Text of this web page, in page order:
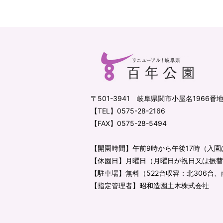
〒501-3941 岐阜県関市小屋名1966番地
【TEL】 0575-28-2166
【FAX】0575-28-5494
【開園時間】午前9時から午後17時（入園
【休園日】月曜日
（月曜日が祝日又は振
【駐車場】無料（522台収容：北306台、
【指定管理者】昭和造園土木株式会社